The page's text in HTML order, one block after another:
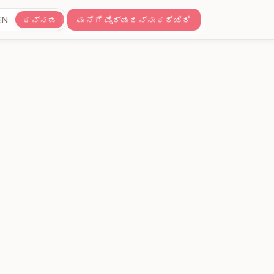
ಕನ್ನಡ ಮನೆಗೆ ವೈದ್ಯರನ್ನು ಕರೆಯಿರಿ